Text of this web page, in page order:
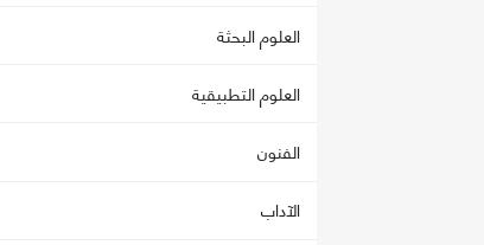
العلوم البحثة
العلوم التطبيقية
الفنون
الآداب